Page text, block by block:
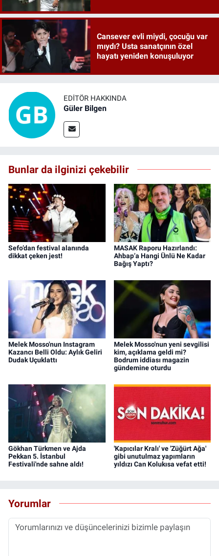
Cansever evli miydi, çocuğu var
mıydı? Usta sanatçının özel
hayatı yeniden konuşuluyor
EDITÖR HAKKINDA
Güler Bilgen
Bunlar da ilginizi çekebilir
Sefo’dan festival alanında
dikkat çeken jest!
MASAK Raporu Hazırlandı:
Ahbap’a Hangi Ünlü Ne Kadar
Bağış Yaptı?
Melek Mosso'nun Instagram
Kazancı Belli Oldu: Aylık Geliri
Dudak Uçuklattı
Melek Mosso'nun yeni sevgilisi
kim, açıklama geldi mi?
Bodrum iddiası magazin
gündemine oturdu
Gökhan Türkmen ve Ajda
Pekkan 5. İstanbul
Festivali'nde sahne aldı!
'Kapıcılar Kralı' ve 'Züğürt Ağa'
gibi unutulmaz yapımların
yıldızı Can Kolukısa vefat etti!
Yorumlar